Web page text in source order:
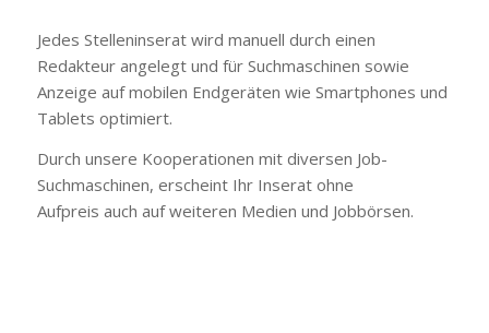
Jedes Stelleninserat wird manuell durch einen
Redakteur angelegt und für Suchmaschinen sowie
Anzeige auf mobilen Endgeräten wie Smartphones und
Tablets optimiert.
Durch unsere Kooperationen mit diversen Job-
Suchmaschinen, erscheint Ihr Inserat ohne
Aufpreis auch auf weiteren Medien und Jobbörsen.